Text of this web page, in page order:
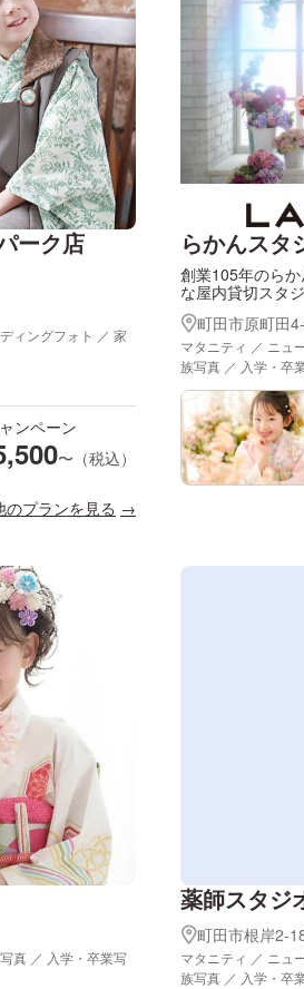
ーク店
ィングフォト ／ 家
ンペーン
〜（税込）
のプランを見る
らかんスタ
創業105年のら
な屋内貸切スタジ
町田市原町田
マタニティ ／ ニュ
族写真 ／ 入学・卒
真 ／ 入学・卒業写
薬師スタジ
町田市根岸2-
マタニティ ／ ニュ
族写真 ／ 入学・卒